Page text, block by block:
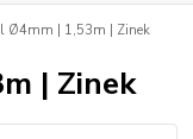
Ø4mm | 1,53m | Zinek
| Zinek